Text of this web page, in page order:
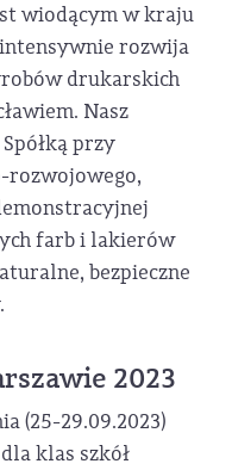
wiodącym w kraju
rozwija
drukarskich
Nasz
przy
rozwojowego,
farb i lakierów
bezpieczne
2023
(25-29.09.2023)
klas szkół